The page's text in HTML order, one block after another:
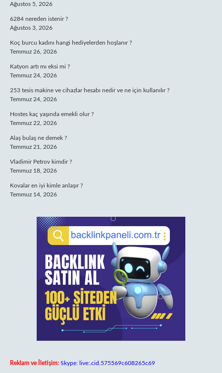
Ağustos 5, 2026
6284 nereden istenir ?
Ağustos 3, 2026
Koç burcu kadını hangi hediyelerden hoşlanır ?
Temmuz 26, 2026
Katyon artı mı eksi mi ?
Temmuz 24, 2026
253 tesis makine ve cihazlar hesabı nedir ve ne için kullanılır ?
Temmuz 24, 2026
Hostes kaç yaşında emekli olur ?
Temmuz 22, 2026
Alaş bulaş ne demek ?
Temmuz 21, 2026
Vladimir Petrov kimdir ?
Temmuz 18, 2026
Kovalar en iyi kimle anlaşır ?
Temmuz 14, 2026
Reklam ve İletişim: Skype: live:.cid.575569c608265c69